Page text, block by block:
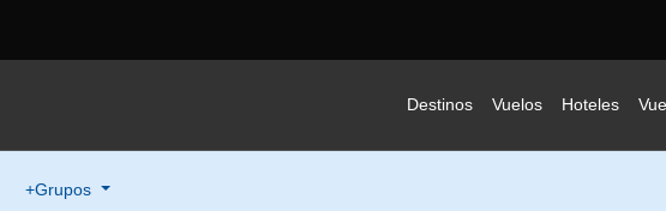
Destinos Vuelos Hoteles
+Grupos